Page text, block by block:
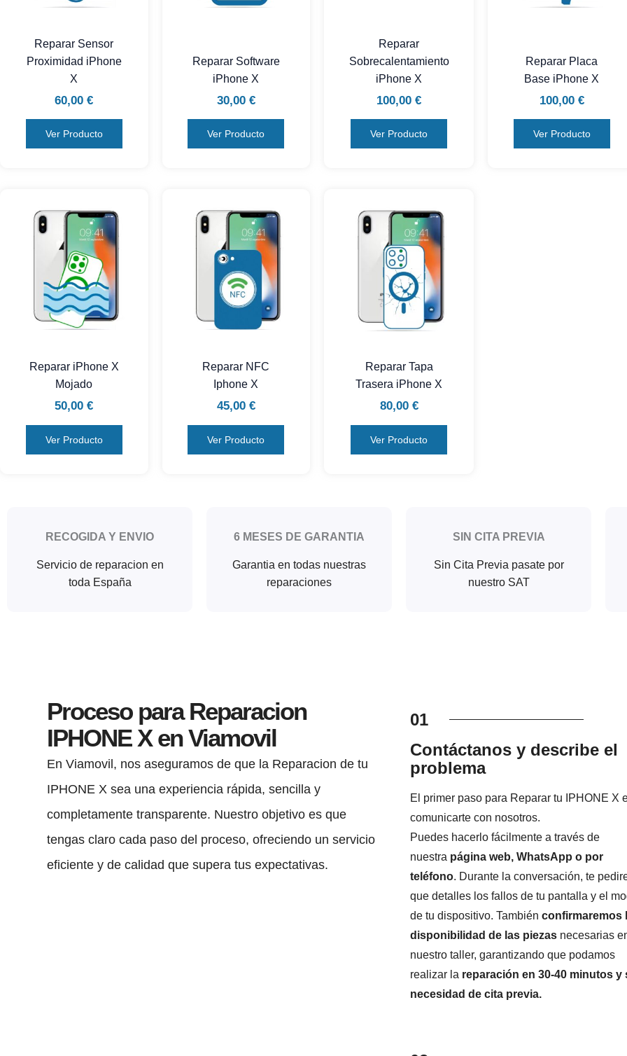
Reparar Sensor
Proximidad iPhone
X
60,00€
Ver Producto
Reparar Software
iPhone X
30,00 €
Ver Producto
Reparar
Sobrecalentamiento
iPhone X
100,00 €
Ver Producto
Reparar Placa
Base iPhone X
100,00 €
Ver Producto
Reparar iPhone X
Mojado
50,00€
Ver Producto
Reparar NFC
Iphone X
45,00 €
Ver Producto
Reparar Tapa
Trasera iPhone X
80,00 €
Ver Producto
RECOGIDA Y ENVIO
Servicio de reparacion en
toda España
6 MESES DE GARANTIA
Garantia en todas nuestras
reparaciones
SIN CITA PREVIA
Sin Cita Previa pasate por
nuestro SAT
Proceso para Reparacion
IPHONE X en Viamovil
En Viamovil, nos aseguramos de que la Reparacion de tu
IPHONE X sea una experiencia rápida, sencilla y
completamente transparente. Nuestro objetivo es que
tengas claro cada paso del proceso, ofreciendo un servicio
eficiente y de calidad que supera tus expectativas.
01
Contáctanos y describe el
problema
El primer paso para Reparar tu IPHONE X
comunicarte con nosotros.
Puedes hacerlo fácilmente a través de
nuestra página web, WhatsApp o por
teléfono. Durante la conversación, te
que detalles los fallos de tu pantalla y el
de tu dispositivo. También confirmaremos
disponibilidad de las piezasnecesarias
nuestro taller, garantizando que podamos
realizar la reparación en 30-40 minutos y
necesidad de cita previa.